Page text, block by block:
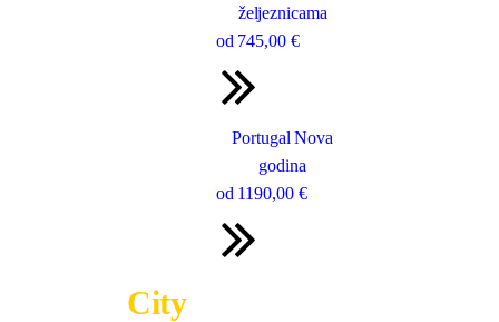
željeznicama
od 745,00 €
Portugal Nova
godina
od 1190,00 €
City